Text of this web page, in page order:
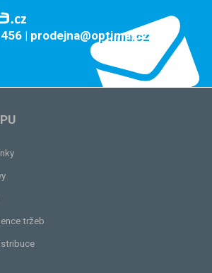
| prodejna@optima.cz
tržeb